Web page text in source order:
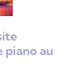
piano au